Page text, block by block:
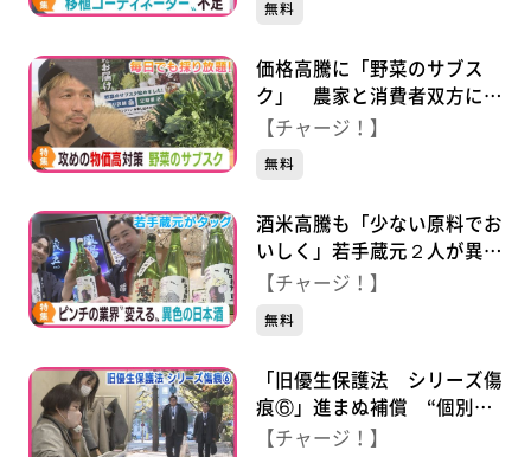
無料
価格高騰に「野菜のサブス
ク」 農家と消費者双方にメ
リット
【チャージ！】
無料
酒米高騰も「少ない原料でお
いしく」若手蔵元２人が異色
の新商品
【チャージ！】
無料
「旧優生保護法 シリーズ傷
痕⑥」進まぬ補償 “個別通
知”の現場 歴史の検証は？
【チャージ！】